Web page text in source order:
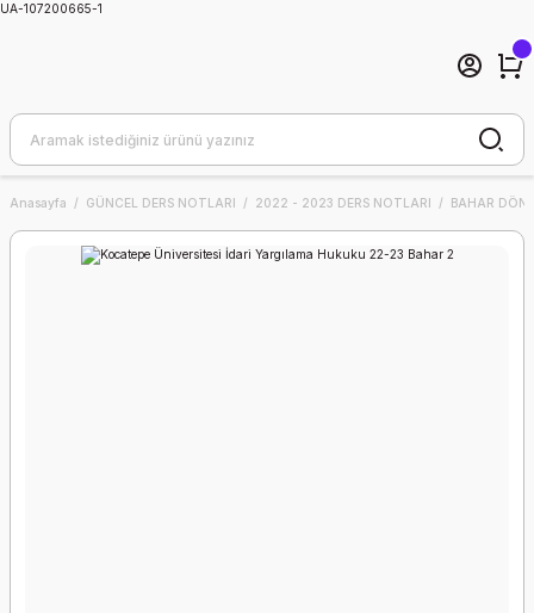
UA-107200665-1
Anasayfa GÜNCEL DERS NOTLARI 2022 - 2023 DERS NOTLARI BAHAR